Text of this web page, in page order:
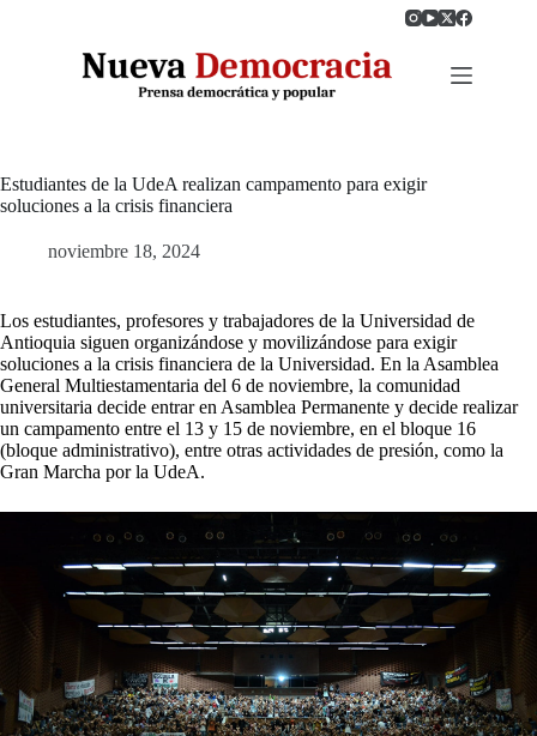
Estudiantes de la UdeA realizan campamento para exigir
soluciones a la crisis financiera
noviembre 18, 2024
Los estudiantes, profesores y trabajadores de la Universidad de
Antioquia siguen organizándose y movilizándose para exigir
soluciones a la crisis financiera de la Universidad. En la Asamblea
General Multiestamentaria del 6 de noviembre, la comunidad
universitaria decide entrar en Asamblea Permanente y decide realizar
un campamento entre el 13 y 15 de noviembre, en el bloque 16
(bloque administrativo), entre otras actividades de presión, como la
Gran Marcha por la UdeA.